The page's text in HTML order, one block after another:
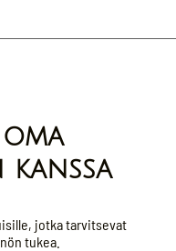
kanssa
jotka tarvitsevat
tukea.